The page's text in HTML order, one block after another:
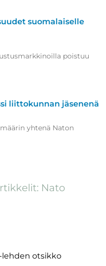
suomalaiselle
poistuu
liittokunnan jäsenenä
yhtenä Naton
Nato